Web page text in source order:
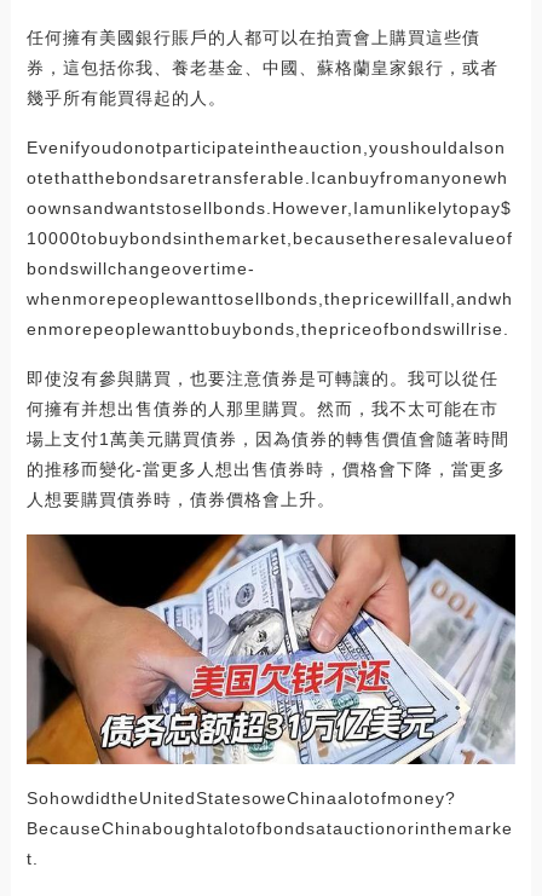
任何擁有美國銀行賬戶的人都可以在拍賣會上購買這些債
券，這包括你我、養老基金、中國、蘇格蘭皇家銀行，或者
幾乎所有能買得起的人。
Evenifyoudonotparticipateintheauction,youshouldalson
otethatthebondsaretransferable.Icanbuyfromanyonewh
oownsandwantstosellbonds.However,Iamunlikelytopay$
10000tobuybondsinthemarket,becausetheresalevalueof
bondswillchangeovertime-
whenmorepeoplewanttosellbonds,thepricewillfall,andwh
enmorepeoplewanttobuybonds,thepriceofbondswillrise.
即使沒有參與購買，也要注意債券是可轉讓的。我可以從任
何擁有并想出售債券的人那里購買。然而，我不太可能在市
場上支付1萬美元購買債券，因為債券的轉售價值會隨著時間
的推移而變化-當更多人想出售債券時，價格會下降，當更多
人想要購買債券時，債券價格會上升。
SohowdidtheUnitedStatesoweChinaalotofmoney?
BecauseChinaboughtalotofbondsatauctionorinthemarke
t.